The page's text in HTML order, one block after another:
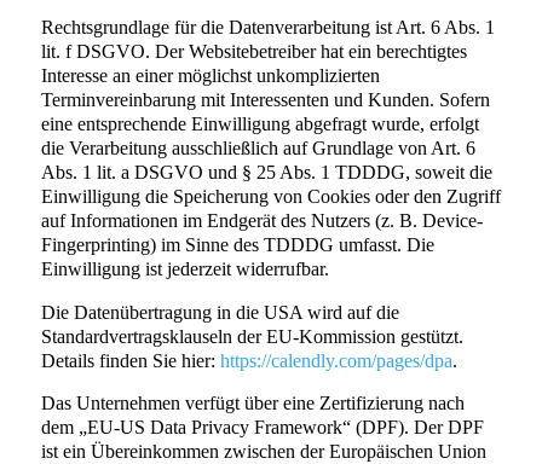
Rechtsgrundlage für die Datenverarbeitung ist Art. 6 Abs. 1
lit. f DSGVO. Der Websitebetreiber hat ein berechtigtes
Interesse an einer möglichst unkomplizierten
Terminvereinbarung mit Interessenten und Kunden. Sofern
eine entsprechende Einwilligung abgefragt wurde, erfolgt
die Verarbeitung ausschließlich auf Grundlage von Art. 6
Abs. 1 lit. a DSGVO und § 25 Abs. 1 TDDDG, soweit die
Einwilligung die Speicherung von Cookies oder den Zugriff
auf Informationen im Endgerät des Nutzers (z. B. Device-
Fingerprinting) im Sinne des TDDDG umfasst. Die
Einwilligung ist jederzeit widerrufbar.
Die Datenübertragung in die USA wird auf die
Standardvertragsklauseln der EU-Kommission gestützt.
Details finden Sie hier: https://calendly.com/pages/dpa.
Das Unternehmen verfügt über eine Zertifizierung nach
dem „EU-US Data Privacy Framework“ (DPF). Der DPF
ist ein Übereinkommen zwischen der Europäischen Union